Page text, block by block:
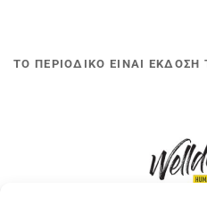
ΤΟ ΠΕΡΙΟΔΙΚΟ ΕΙΝΑΙ ΕΚΔΟΣΗ